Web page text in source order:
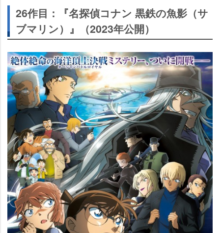
26作目：『名探偵コナン 黒鉄の魚影（サ
ブマリン）』（2023年公開）